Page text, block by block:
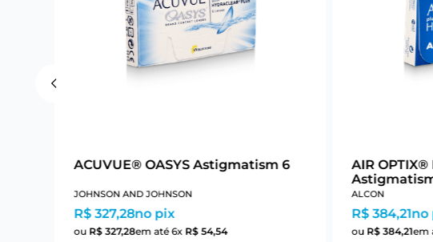
ACUVUE® OASYS Astigmatism 6
JOHNSON AND JOHNSON
R$ 327,28no pix
ou R$ 327,28em até6x R$ 54,54
AIR
ALCON
R$ 384,21no
ou R$ 384,21em